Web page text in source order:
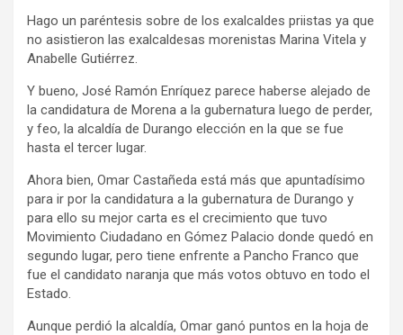
Hago un paréntesis sobre de los exalcaldes priistas ya que
no asistieron las exalcaldesas morenistas Marina Vitela y
Anabelle Gutiérrez.
Y bueno, José Ramón Enríquez parece haberse alejado de
la candidatura de Morena a la gubernatura luego de perder,
y feo, la alcaldía de Durango elección en la que se fue
hasta el tercer lugar.
Ahora bien, Omar Castañeda está más que apuntadísimo
para ir por la candidatura a la gubernatura de Durango y
para ello su mejor carta es el crecimiento que tuvo
Movimiento Ciudadano en Gómez Palacio donde quedó en
segundo lugar, pero tiene enfrente a Pancho Franco que
fue el candidato naranja que más votos obtuvo en todo el
Estado.
Aunque perdió la alcaldía, Omar ganó puntos en la hoja de